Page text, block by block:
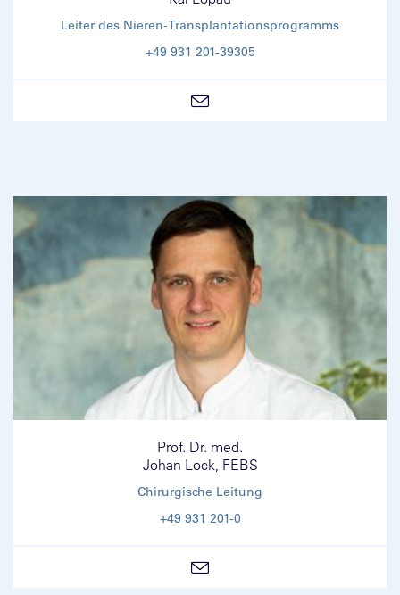
Leiter des Nieren-Transplantationsprogramms
+49 931 201-39305
Prof. Dr. med.
Johan Lock, FEBS
Chirurgische Leitung
+49 931 201-0